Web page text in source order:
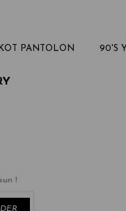
PANTOLON 90'S
!